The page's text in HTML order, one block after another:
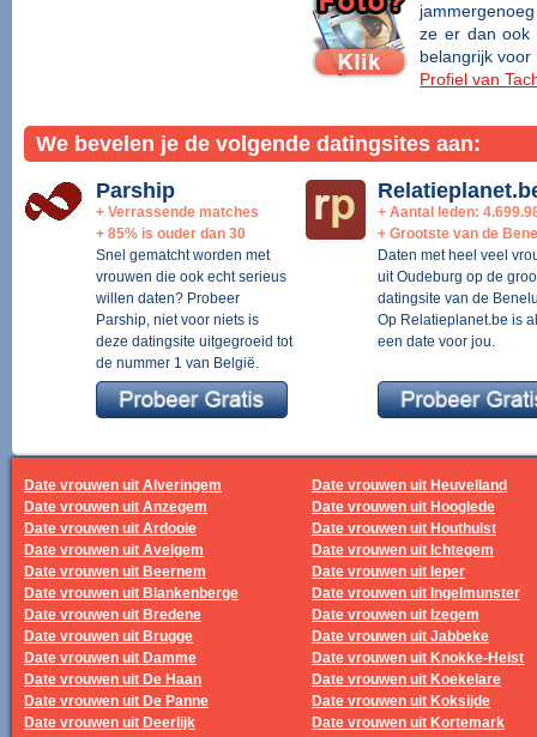
ze er dan ook
belangrijk voor
Profiel van
We bevelen je de volgende datingsites aan:
Parship
+ Verrassende matches
+ 85% is ouder dan 30
Snel gematcht worden met
vrouwen die ook echt serieus
willen daten? Probeer
Parship, niet voor niets is
deze datingsite uitgegroeid tot
de nummer 1 van België.
+ Aantal leden:
+ Grootste van de
Daten met heel veel
uit Oudeburg op de
datingsite van de
Op Relatieplanet.be is
een date voor jou.
Date vrouwen uit Alveringem
Date vrouwen uit Anzegem
Date vrouwen uit Ardooie
Date vrouwen uit Avelgem
Date vrouwen uit Beernem
Date vrouwen uit Blankenberge
Date vrouwen uit Bredene
Date vrouwen uit Brugge
Date vrouwen uit Damme
Date vrouwen uit De Haan
Date vrouwen uit De Panne
Date vrouwen uit Deerlijk
Date vrouwen uit Heuvelland
Date vrouwen uit Hooglede
Date vrouwen uit Houthulst
Date vrouwen uit Ichtegem
Date vrouwen uit Ieper
Date vrouwen uit Ingelmunster
Date vrouwen uit Izegem
Date vrouwen uit Jabbeke
Date vrouwen uit Knokke-Heist
Date vrouwen uit Koekelare
Date vrouwen uit Koksijde
Date vrouwen uit Kortemark